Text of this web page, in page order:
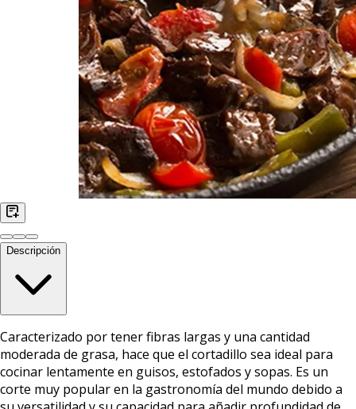
Descripción
Caracterizado por tener fibras largas y una cantidad
moderada de grasa, hace que el cortadillo sea ideal para
cocinar lentamente en guisos, estofados y sopas. Es un
corte muy popular en la gastronomía del mundo debido a